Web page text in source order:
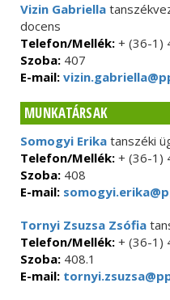
Vizin Gabriella
docens
Telefon/Mellék: + (36-1)
Szoba: 407
E-mail:
MUNKATÁRSAK
Somogyi Erika tanszéki
Telefon/Mellék: + (36-1)
Szoba: 408
E-mail:
Tornyi Zsuzsa Zsófia
Telefon/Mellék: + (36-1)
Szoba: 408.1
E-mail: